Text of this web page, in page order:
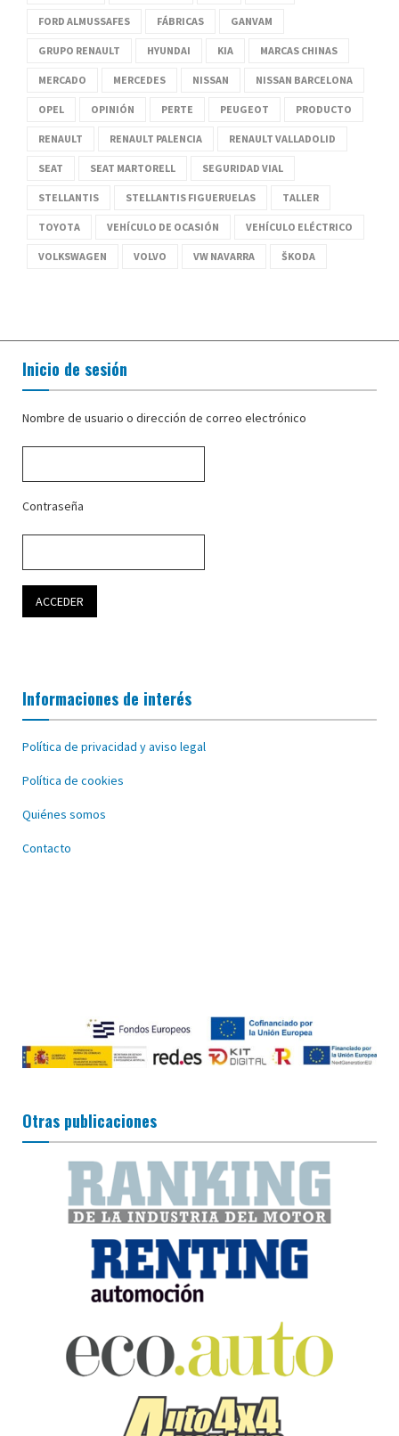
FORD ALMUSSAFES FÁBRICAS GANVAM
GRUPO RENAULT HYUNDAI KIA MARCAS CHINAS
MERCADO MERCEDES NISSAN NISSAN BARCELONA
OPEL OPINIÓN PERTE PEUGEOT PRODUCTO
RENAULT RENAULT PALENCIA RENAULT VALLADOLID
SEAT SEAT MARTORELL SEGURIDAD VIAL
STELLANTIS STELLANTIS FIGUERUELAS TALLER
TOYOTA VEHÍCULO DE OCASIÓN VEHÍCULO ELÉCTRICO
VOLKSWAGEN VOLVO VW NAVARRA ŠKODA
Inicio de sesión
Nombre de usuario o dirección de correo electrónico
Contraseña
Informaciones de interés
Política de privacidad y aviso legal
Política de cookies
Quiénes somos
Contacto
Otras publicaciones